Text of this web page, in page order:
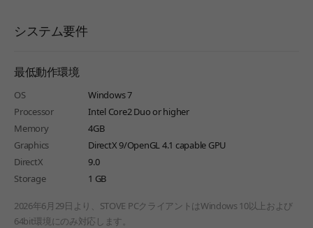
システム要件
最低動作環境
OS
Windows 7
Processor
Intel Core2 Duo or higher
Memory
4GB
Graphics
DirectX 9/OpenGL 4.1 capable GPU
DirectX
9.0
Storage
1 GB
2026年6月29日より、STOVE PCクライアントはWindows 10以上および
64bit環境にのみ対応します。